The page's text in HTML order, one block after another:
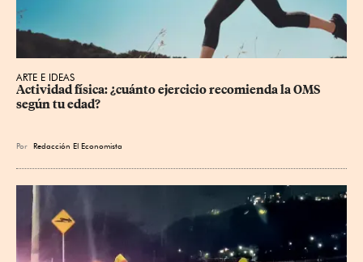
ARTE E IDEAS
Actividad física: ¿cuánto ejercicio recomienda la OMS
según tu edad?
Por Redacción El Economista